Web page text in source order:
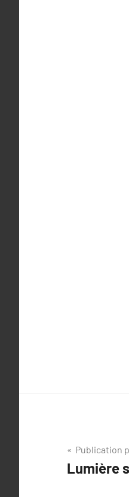
de
Publication
Lumière